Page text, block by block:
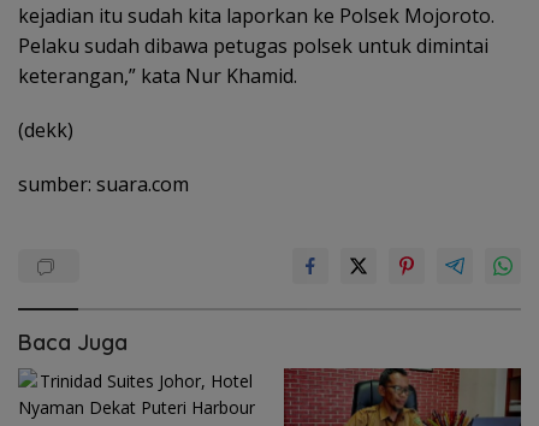
kejadian itu sudah kita laporkan ke Polsek Mojoroto.
Pelaku sudah dibawa petugas polsek untuk dimintai
keterangan,” kata Nur Khamid.
(dekk)
sumber: suara.com
Baca Juga